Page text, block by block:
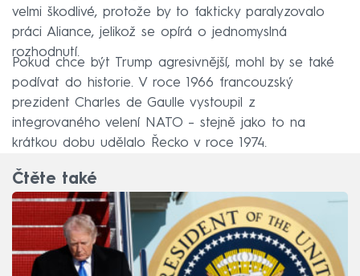
velmi škodlivé, protože by to fakticky paralyzovalo
práci Aliance, jelikož se opírá o jednomyslná
rozhodnutí.
Pokud chce být Trump agresivnější, mohl by se také
podívat do historie. V roce 1966 francouzský
prezident Charles de Gaulle vystoupil z
integrovaného velení NATO – stejně jako to na
krátkou dobu udělalo Řecko v roce 1974.
Čtěte také